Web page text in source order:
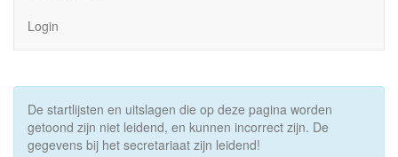
Login
De startlijsten en uitslagen die op deze pagina worden
getoond zijn niet leidend, en kunnen incorrect zijn. De
gegevens bij het secretariaat zijn leidend!